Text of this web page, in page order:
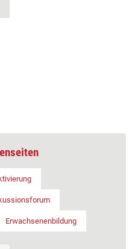
Erwachsenenbildung